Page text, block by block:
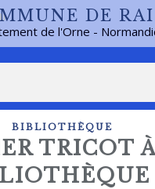
DE RAI
de l'Orne -
BIBLIOTHÈQUE
TRICOT